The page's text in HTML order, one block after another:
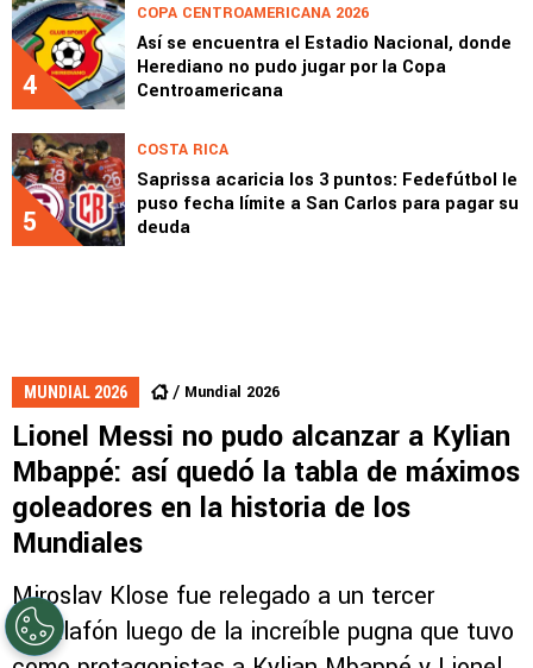
4
COPA CENTROAMERICANA 2026
Así se encuentra el Estadio Nacional, donde
Herediano no pudo jugar por la Copa
Centroamericana
5
COSTA RICA
Saprissa acaricia los 3 puntos: Fedefútbol le
puso fecha límite a San Carlos para pagar su
deuda
MUNDIAL 2026 Mundial 2026
Lionel Messi no pudo alcanzar a Kylian
Mbappé: así quedó la tabla de máximos
goleadores en la historia de los
Mundiales
Miroslav Klose fue relegado a un tercer
escalafón luego de la increíble pugna que tuvo